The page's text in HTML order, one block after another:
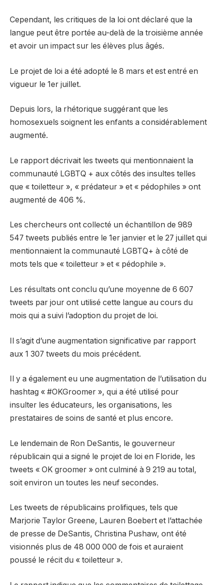
Cependant, les critiques de la loi ont déclaré que la
langue peut être portée au-delà de la troisième année
et avoir un impact sur les élèves plus âgés.
Le projet de loi a été adopté le 8 mars et est entré en
vigueur le 1er juillet.
Depuis lors, la rhétorique suggérant que les
homosexuels soignent les enfants a considérablement
augmenté.
Le rapport décrivait les tweets qui mentionnaient la
communauté LGBTQ + aux côtés des insultes telles
que « toiletteur », « prédateur » et « pédophiles » ont
augmenté de 406 %.
Les chercheurs ont collecté un échantillon de 989
547 tweets publiés entre le 1er janvier et le 27 juillet qui
mentionnaient la communauté LGBTQ+ à côté de
mots tels que « toiletteur » et « pédophile ».
Les résultats ont conclu qu’une moyenne de 6 607
tweets par jour ont utilisé cette langue au cours du
mois qui a suivi l’adoption du projet de loi.
Il s’agit d’une augmentation significative par rapport
aux 1 307 tweets du mois précédent.
Il y a également eu une augmentation de l’utilisation du
hashtag « #OKGroomer », qui a été utilisé pour
insulter les éducateurs, les organisations, les
prestataires de soins de santé et plus encore.
Le lendemain de Ron DeSantis, le gouverneur
républicain qui a signé le projet de loi en Floride, les
tweets « OK groomer » ont culminé à 9 219 au total,
soit environ un toutes les neuf secondes.
Les tweets de républicains prolifiques, tels que
Marjorie Taylor Greene, Lauren Boebert et l’attachée
de presse de DeSantis, Christina Pushaw, ont été
visionnés plus de 48 000 000 de fois et auraient
poussé le récit du « toiletteur ».